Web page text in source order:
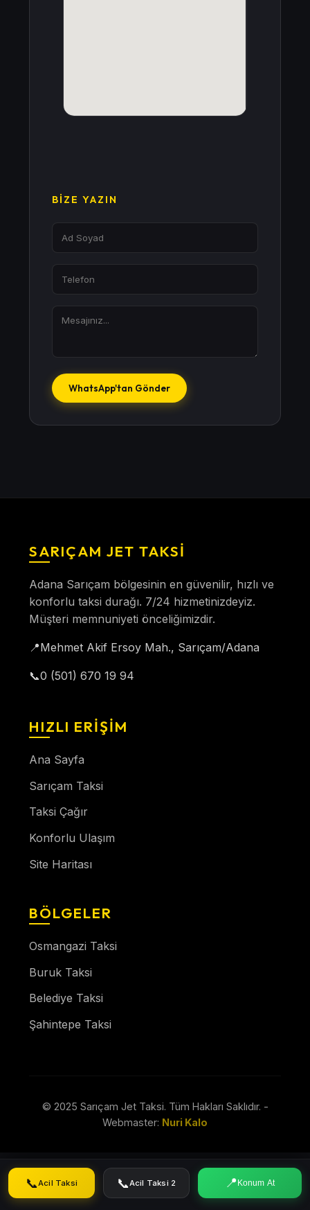
BIZE YAZIN
WhatsApp'tan Gönder
SARIÇAM JET TAKSI
Adana Sarıçam bölgesinin en güvenilir, hızlı ve
konforlu taksi durağı. 7/24 hizmetinizdeyiz.
Müşteri memnuniyeti önceliğimizdir.
📍Mehmet Akif Ersoy Mah., Sarıçam/Adana
📞0 (501) 670 19 94
HIZLI ERIŞIM
Ana Sayfa
Sarıçam Taksi
Taksi Çağır
Konforlu Ulaşım
Site Haritası
BÖLGELER
Osmangazi Taksi
Buruk Taksi
Belediye Taksi
Şahintepe Taksi
© 2025 Sarıçam Jet Taksi. Tüm Hakları Saklıdır. -
Webmaster: Nuri Kalo
📞Acil Taksi 📞Acil Taksi 2 📍 Konum At